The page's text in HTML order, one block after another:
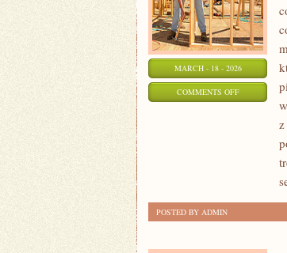
MARCH - 18 - 2026
COMMENTS OFFON
POSTED BY ADMIN